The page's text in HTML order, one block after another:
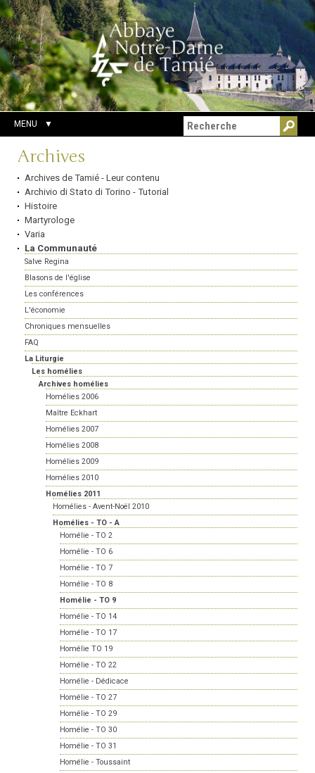
Aller
au
contenu.
|
Aller
à
la
navigation
Outils
personnels
Chercher par
Recherche
avancée…
MENU
Navigation
Archives
Archives de Tamié - Leur contenu
Archivio di Stato di Torino - Tutorial
Histoire
Martyrologe
Varia
La Communauté
Salve Regina
Blasons de l'église
Les conférences
L'économie
Chroniques mensuelles
FAQ
La Liturgie
Les homélies
Archives homélies
Homélies 2006
Maître Eckhart
Homélies 2007
Homélies 2008
Homélies 2009
Homélies 2010
Homélies 2011
Homélies - Avent-Noël 2010
Homélies - TO - A
Homélie - TO 2
Homélie - TO 6
Homélie - TO 7
Homélie - TO 8
Homélie - TO 9
Homélie - TO 14
Homélie - TO 17
Homélie TO 19
Homélie - TO 22
Homélie - Dédicace
Homélie - TO 27
Homélie - TO 29
Homélie - TO 30
Homélie - TO 31
Homélie - Toussaint